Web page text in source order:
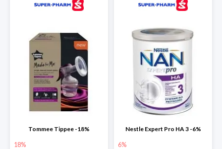
Tommee Tippee -18%
18%
Nestle Expert Pro HA 3 -6%
6%